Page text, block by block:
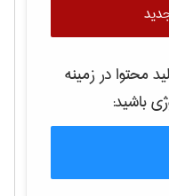
محتوا در زمینه
باشید: